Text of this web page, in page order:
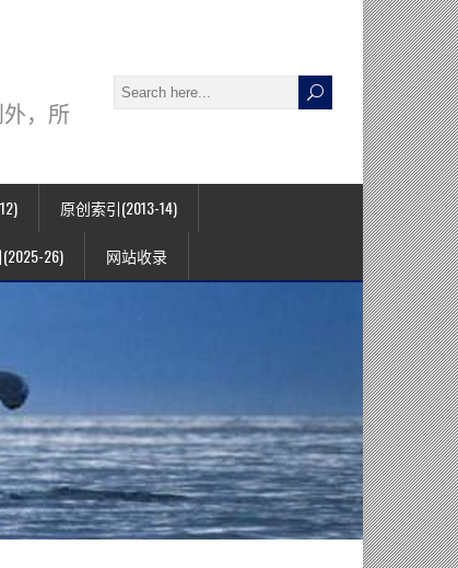
，所
原创索引(2013-14)
26) 网站收录